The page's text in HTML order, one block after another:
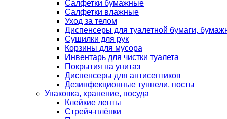
Салфетки бумажные
Салфетки влажные
Уход за телом
Диспенсеры для туалетной бумаги,
Сушилки для рук
Корзины для мусора
Инвентарь для чистки туалета
Покрытия на унитаз
Диспенсеры для антисептиков
Дезинфекционные туннели, посты
Упаковка, хранение, посуда
Клейкие ленты
Стрейч-плёнки